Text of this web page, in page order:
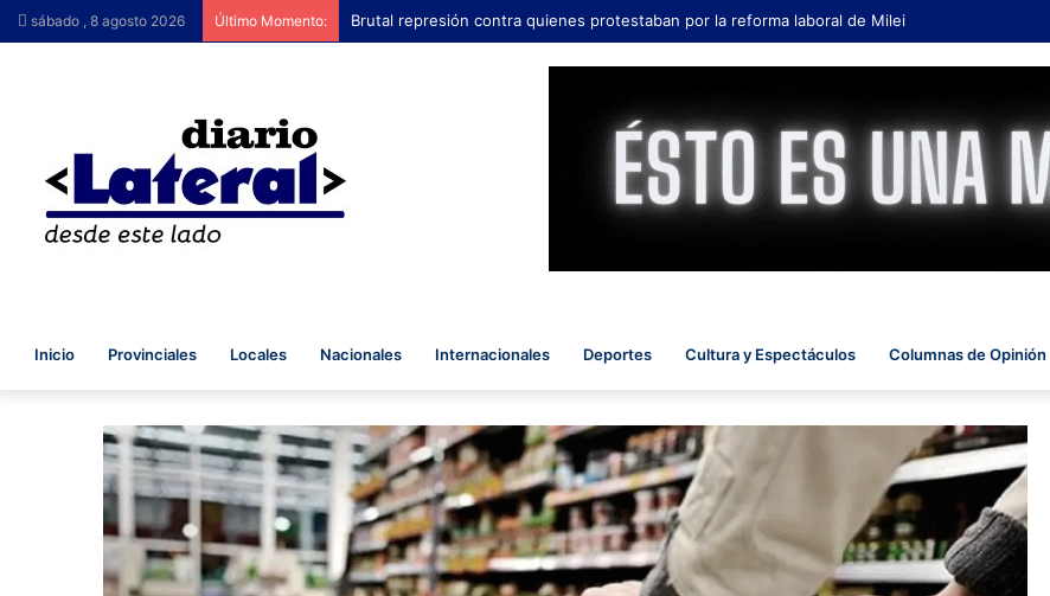
sábado , 8 agosto 2026 Último Momento: Brutal represión contra quienes protestaban por la reforma laboral de Milei
Inicio Provinciales Locales Nacionales Internacionales Deportes Cultura y Espectáculos Columnas de Opinión